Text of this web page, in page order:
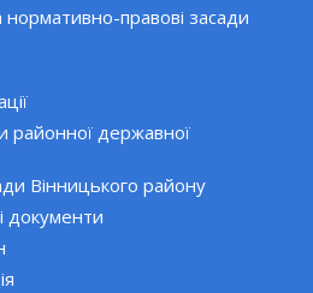
правові засади
районної державної
Вінницького району
документи